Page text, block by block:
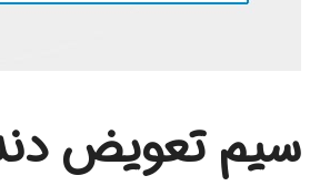
سیم تعویض